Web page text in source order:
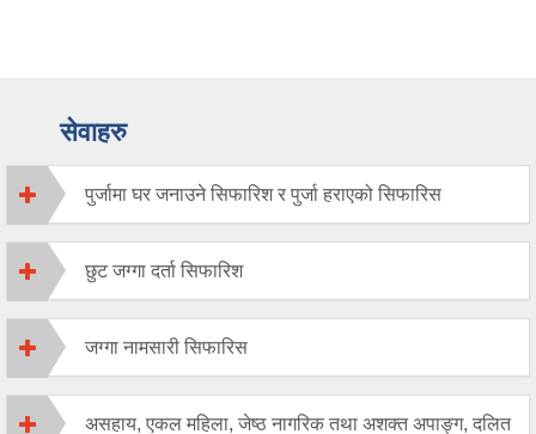
सेवाहरु
पुर्जामा घर जनाउने सिफारिश र पुर्जा हराएको सिफारिस
छुट जग्गा दर्ता सिफारिश
जग्गा नामसारी सिफारिस
असहाय, एकल महिला, जेष्ठ नागरिक तथा अशक्त अपाङ्ग, दलित